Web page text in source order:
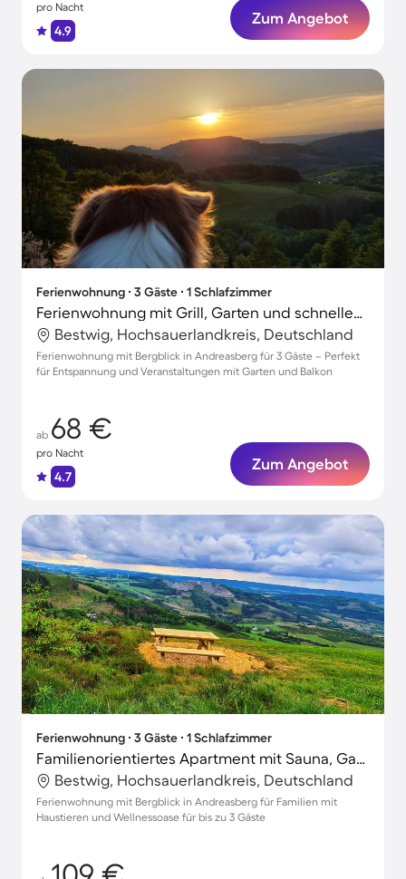
pro Nacht
4.9
Zum Angebot
Ferienwohnung ∙ 3 Gäste ∙ 1 Schlafzimmer
Ferienwohnung mit Grill, Garten und schnellem Internet | Bergblick
Bestwig, Hochsauerlandkreis, Deutschland
Ferienwohnung mit Bergblick in Andreasberg für 3 Gäste – Perfekt
für Entspannung und Veranstaltungen mit Garten und Balkon
ab 68 €
pro Nacht
4.7
Zum Angebot
Ferienwohnung ∙ 3 Gäste ∙ 1 Schlafzimmer
Familienorientiertes Apartment mit Sauna, Garten und Grill | Panoramablick | Hunde erlaubt
Bestwig, Hochsauerlandkreis, Deutschland
Ferienwohnung mit Bergblick in Andreasberg für Familien mit
Haustieren und Wellnessoase für bis zu 3 Gäste